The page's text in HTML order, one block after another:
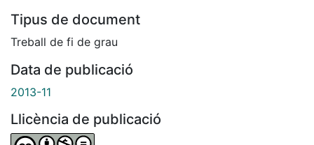
Tipus de document
Treball de fi de grau
Data de publicació
2013-11
Llicència de publicació